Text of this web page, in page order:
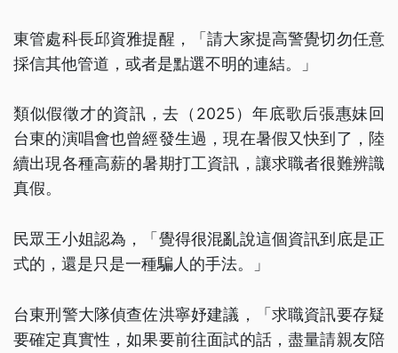
東管處科長邱資雅提醒，「請大家提高警覺切勿任意
採信其他管道，或者是點選不明的連結。」
類似假徵才的資訊，去（2025）年底歌后張惠妹回
台東的演唱會也曾經發生過，現在暑假又快到了，陸
續出現各種高薪的暑期打工資訊，讓求職者很難辨識
真假。
民眾王小姐認為，「覺得很混亂說這個資訊到底是正
式的，還是只是一種騙人的手法。」
台東刑警大隊偵查佐洪寧妤建議，「求職資訊要存疑
要確定真實性，如果要前往面試的話，盡量請親友陪